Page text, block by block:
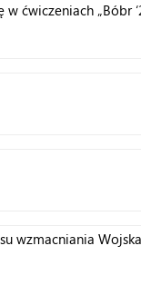
ćwiczeniach „Bóbr
wzmacniania